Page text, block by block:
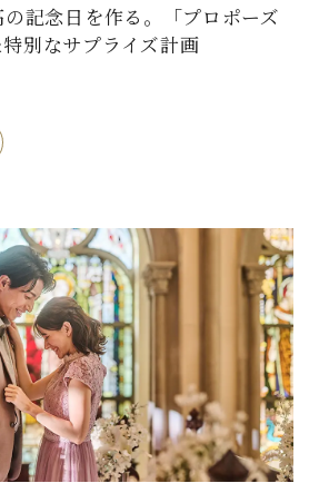
記念日を作る。「プロポーズ
別なサプライズ計画